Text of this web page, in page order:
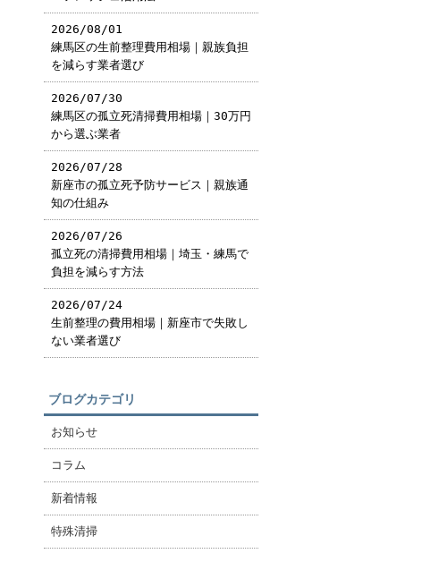
2026/08/01
練馬区の生前整理費用相場｜親族負担
を減らす業者選び
2026/07/30
練馬区の孤立死清掃費用相場｜30万円
から選ぶ業者
2026/07/28
新座市の孤立死予防サービス｜親族通
知の仕組み
2026/07/26
孤立死の清掃費用相場｜埼玉・練馬で
負担を減らす方法
2026/07/24
生前整理の費用相場｜新座市で失敗し
ない業者選び
ブログカテゴリ
お知らせ
コラム
新着情報
特殊清掃